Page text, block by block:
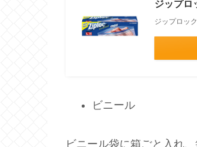
ジップロ
ジップロック
ビニール
ビニール袋に箱ごと入れ